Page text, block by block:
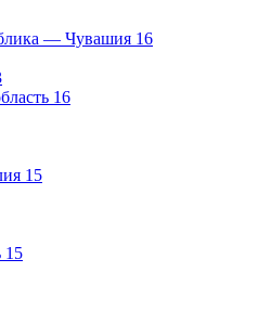
— Чувашия 16
16
15
15